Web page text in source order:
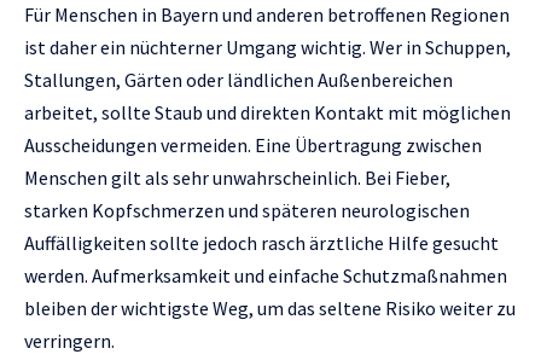
Für Menschen in Bayern und anderen betroffenen Regionen
ist daher ein nüchterner Umgang wichtig. Wer in Schuppen,
Stallungen, Gärten oder ländlichen Außenbereichen
arbeitet, sollte Staub und direkten Kontakt mit möglichen
Ausscheidungen vermeiden. Eine Übertragung zwischen
Menschen gilt als sehr unwahrscheinlich. Bei Fieber,
starken Kopfschmerzen und späteren neurologischen
Auffälligkeiten sollte jedoch rasch ärztliche Hilfe gesucht
werden. Aufmerksamkeit und einfache Schutzmaßnahmen
bleiben der wichtigste Weg, um das seltene Risiko weiter zu
verringern.